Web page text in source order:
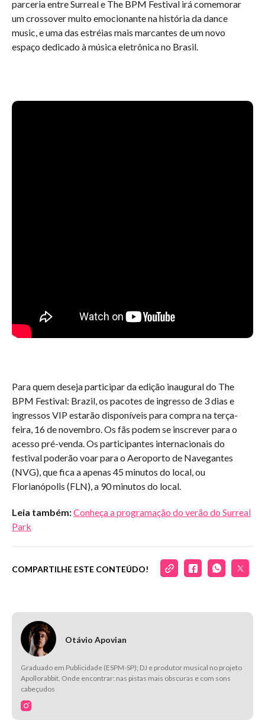
parceria entre Surreal e The BPM Festival irá comemorar
um crossover muito emocionante na história da dance
music, e uma das estréias mais marcantes de um novo
espaço dedicado à música eletrônica no Brasil.
Para quem deseja participar da edição inaugural do The
BPM Festival: Brazil, os pacotes de ingresso de 3 dias e
ingressos VIP estarão disponíveis para compra na terça-
feira, 16 de novembro. Os fãs podem se inscrever para o
acesso pré-venda. Os participantes internacionais do
festival poderão voar para o Aeroporto de Navegantes
(NVG), que fica a apenas 45 minutos do local, ou
Florianópolis (FLN), a 90 minutos do local.
Leia também:Conheça a programação do verão do Surreal
Park
COMPARTILHE ESTE CONTEÚDO!
Otávio Apovian
Graduado em Publicidade (ESPM-SP); DJ e produtor musical no projeto
Apollorabbit. Onde encontrar: nas pistas mais obscuras e com sons
cabeçudos